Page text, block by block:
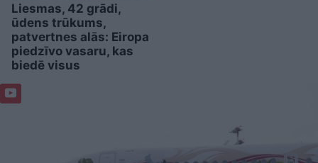
Liesmas, 42 grādi,
ūdens trūkums,
patvertnes alās: Eiropa
piedzīvo vasaru, kas
biedē visus